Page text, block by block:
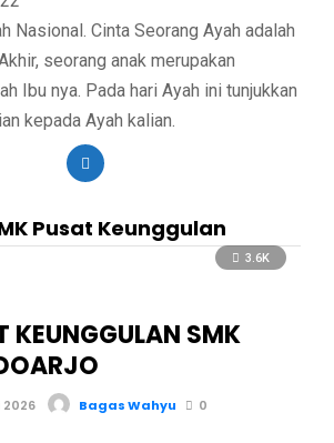
Nasional. Cinta Seorang Ayah adalah
seorang anak merupakan
Ibu nya. Pada hari Ayah ini tunjukkan
kepada Ayah kalian.
Pusat Keunggulan
3.6K
KEUNGGULAN SMK
Bagas Wahyu 0